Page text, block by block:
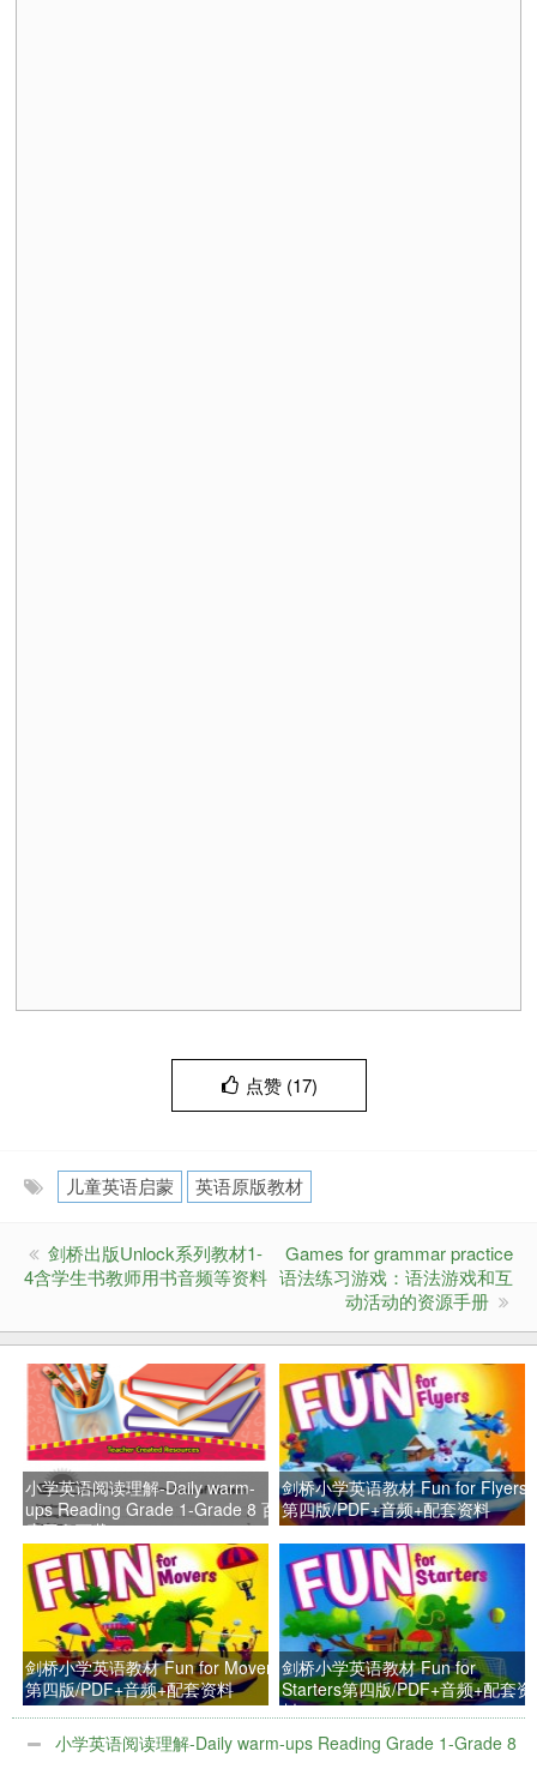
点赞 (17)
儿童英语启蒙 英语原版教材
剑桥出版Unlock系列教材1-
4含学生书教师用书音频等资料
Games for grammar practice
语法练习游戏：语法游戏和互
动活动的资源手册
小学英语阅读理解-Daily warm-
ups Reading Grade 1-Grade 8 百
度网盘下载
剑桥小学英语教材 Fun for Flyers
第四版/PDF+音频+配套资料
剑桥小学英语教材 Fun for Movers
第四版/PDF+音频+配套资料
剑桥小学英语教材 Fun for
Starters第四版/PDF+音频+配套资
料
小学英语阅读理解-Daily warm-ups Reading Grade 1-Grade 8